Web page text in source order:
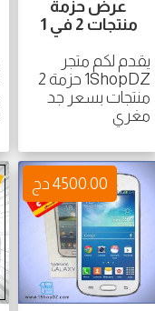
عرض حزمة
منتجات 2 في 1
يقدم لكم متجر
1ShopDZ حزمة 2
منتجات بسعر جد
مغري
4500.00 دج